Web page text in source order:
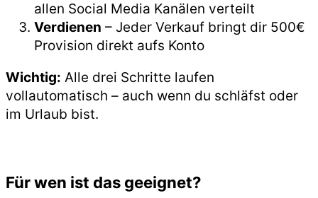
allen Social Media Kanälen verteilt
Verdienen – Jeder Verkauf bringt dir 500€
Provision direkt aufs Konto
Wichtig: Alle drei Schritte laufen
vollautomatisch – auch wenn du schläfst oder
im Urlaub bist.
Für wen ist das geeignet?